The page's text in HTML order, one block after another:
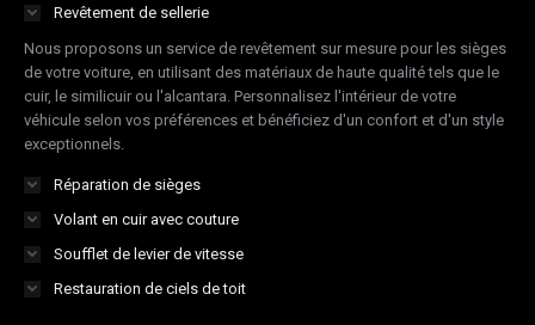
new
window
new
window
new
window
new
window
Revêtement de sellerie
Nous proposons un service de revêtement sur mesure pour les sièges
de votre voiture, en utilisant des matériaux de haute qualité tels que le
cuir, le similicuir ou l'alcantara. Personnalisez l'intérieur de votre
véhicule selon vos préférences et bénéficiez d'un confort et d'un style
exceptionnels.
Réparation de sièges
Volant en cuir avec couture
Soufflet de levier de vitesse
Restauration de ciels de toit